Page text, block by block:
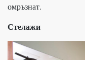
омръзнат.
Стелажи